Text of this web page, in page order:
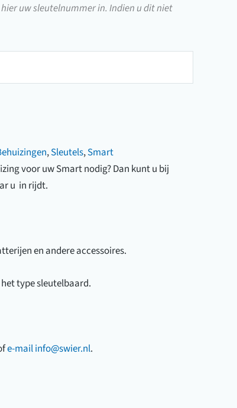
uw sleutelnummer in. Indien u dit niet
,Sleutels,Smart
voor uw Smart nodig? Dan kunt u bij
u in rijdt.
en andere accessoires.
type sleutelbaard.
e-mailinfo@swier.nl.